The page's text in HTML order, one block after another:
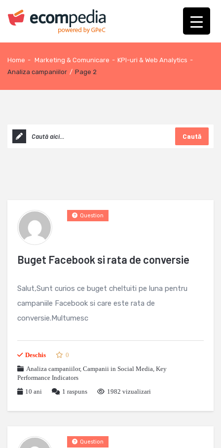
Home - Marketing & Comunicare - KPI-uri & Web Analytics -
Analiza campaniilor / Page 2
Caută
Buget Facebook si rata de conversie
Question
Salut,Sunt curios ce buget cheltuiti pe luna pentru
campaniile Facebook si care este rata de
conversie.Multumesc
Deschis
0
Analiza campaniilor, Campanii in Social Media, Key
Performance Indicators
10 ani
1 raspuns 1982 vizualizari
Question